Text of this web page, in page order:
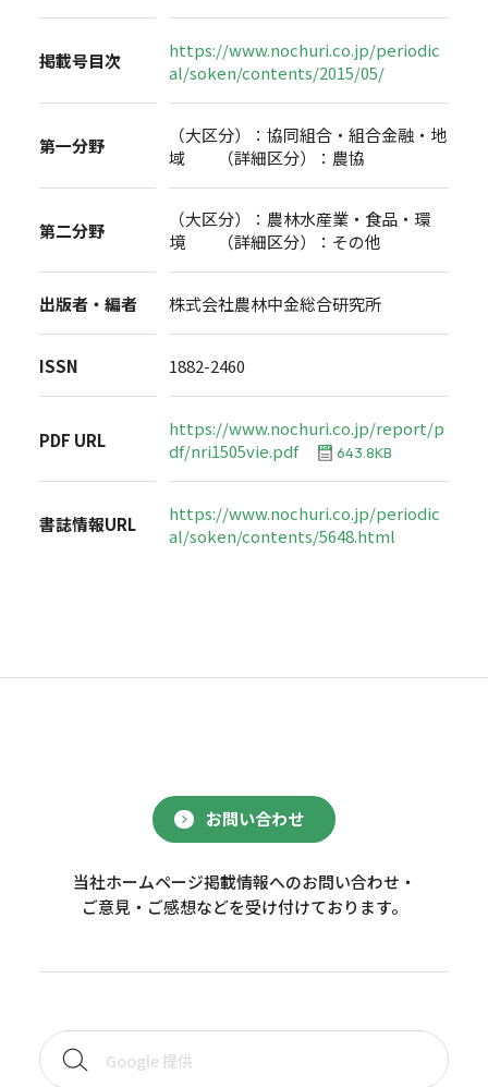
掲載号目次
https://www.nochuri.co.jp/periodic
al/soken/contents/2015/05/
第一分野
（大区分）：協同組合・組合金融・地
域 （詳細区分）：農協
第二分野
（大区分）：農林水産業・食品・環
境 （詳細区分）：その他
出版者・編者 株式会社農林中金総合研究所
ISSN 1882-2460
PDF URL
https://www.nochuri.co.jp/report/p
df/nri1505vie.pdf
643.8KB
書誌情報URL
https://www.nochuri.co.jp/periodic
al/soken/contents/5648.html
お問い合わせ
当社ホームページ掲載情報へのお問い合わせ・
ご意見・ご感想などを受け付けております。